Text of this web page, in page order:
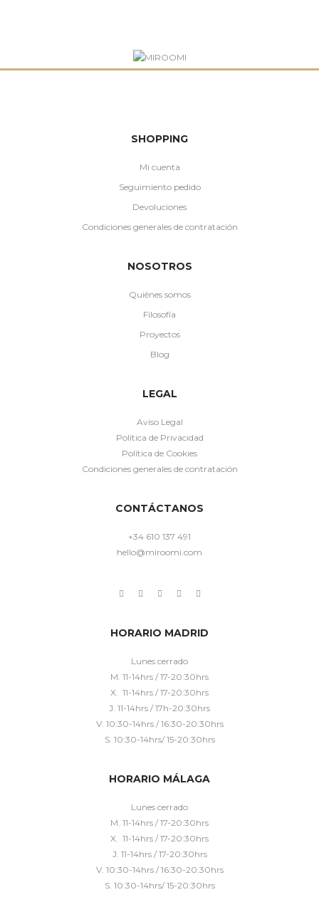
SHOPPING
Mi cuenta
Seguimiento pedido
Devoluciones
Condiciones generales de contratación
NOSOTROS
Quiénes somos
Filosofía
Proyectos
Blog
LEGAL
Aviso Legal
Política de Privacidad
Política de Cookies
Condiciones generales de contratación
CONTÁCTANOS
+34 610 137 491
hello@miroomi.com
HORARIO MADRID
Lunes cerrado
M. 11-14hrs / 17-20:30hrs
X. 11-14hrs / 17-20:30hrs
J. 11-14hrs / 17h-20:30hrs
V. 10:30-14hrs / 16:30-20:30hrs
S. 10:30-14hrs/ 15-20:30hrs
HORARIO MÁLAGA
Lunes cerrado
M. 11-14hrs / 17-20:30hrs
X. 11-14hrs / 17-20:30hrs
J. 11-14hrs / 17-20:30hrs
V. 10:30-14hrs / 16:30-20:30hrs
S. 10:30-14hrs/ 15-20:30hrs